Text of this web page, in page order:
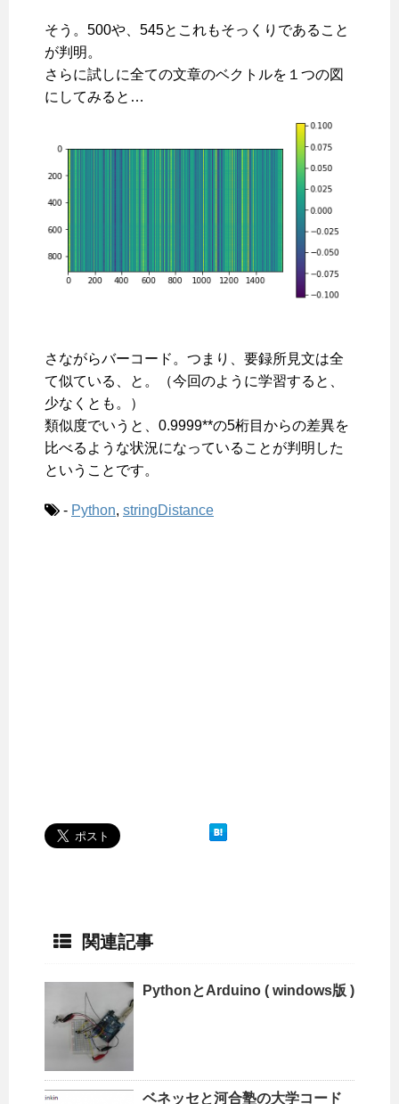
そう。500や、545とこれもそっくりであること
が判明。
さらに試しに全ての文章のベクトルを１つの図
にしてみると…
さながらバーコード。つまり、要録所見文は全
て似ている、と。（今回のように学習すると、
少なくとも。）
類似度でいうと、0.9999**の5桁目からの差異を
比べるような状況になっていることが判明した
ということです。
- Python, stringDistance
関連記事
PythonとArduino ( windows版 )
ベネッセと河合塾の大学コード